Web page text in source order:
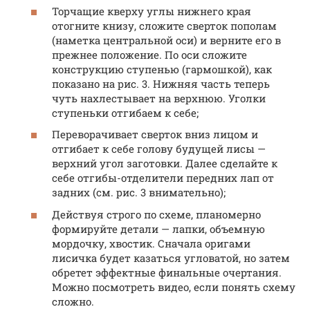
Торчащие кверху углы нижнего края
отогните книзу, сложите сверток пополам
(наметка центральной оси) и верните его в
прежнее положение. По оси сложите
конструкцию ступенью (гармошкой), как
показано на рис. 3. Нижняя часть теперь
чуть нахлестывает на верхнюю. Уголки
ступеньки отгибаем к себе;
Переворачивает сверток вниз лицом и
отгибает к себе голову будущей лисы —
верхний угол заготовки. Далее сделайте к
себе отгибы-отделители передних лап от
задних (см. рис. 3 внимательно);
Действуя строго по схеме, планомерно
формируйте детали — лапки, объемную
мордочку, хвостик. Сначала оригами
лисичка будет казаться угловатой, но затем
обретет эффектные финальные очертания.
Можно посмотреть видео, если понять схему
сложно.